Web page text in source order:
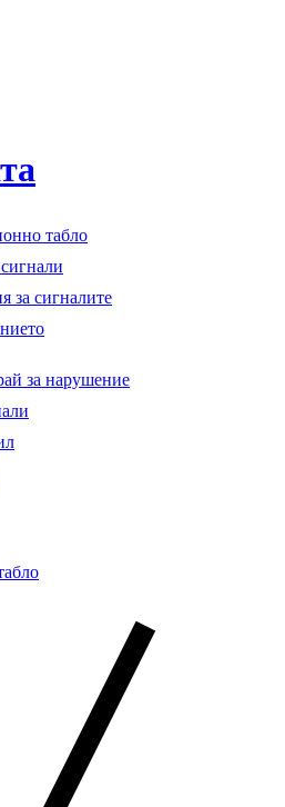
табло
за сигналите
за нарушение